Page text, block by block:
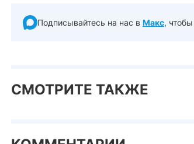
Подписывайтесь на нас в Макс,
СМОТРИТЕ ТАКЖЕ